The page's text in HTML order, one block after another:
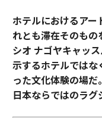
ホテルにおけるアー
れとも滞在そのも
シオ ナゴヤキャッ
示するホテルでは
った文化体験の場だ
日本ならではのラグ